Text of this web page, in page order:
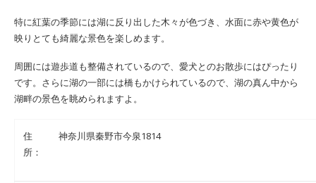
特に紅葉の季節には湖に反り出した木々が色づき、水面に赤や黄色が
映りとても綺麗な景色を楽しめます。
周囲には遊歩道も整備されているので、愛犬とのお散歩にはぴったり
です。さらに湖の一部には橋もかけられているので、湖の真ん中から
湖畔の景色を眺められますよ。
住
所：
神奈川県秦野市今泉1814